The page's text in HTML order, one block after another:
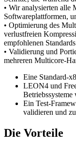
• Wir analysierten alle
Softwareplattformen,
• Optimierung des
verlustfreien
empfohlenen
• Validierung und
mehreren Multicore-
Eine Standard-
LEON4 und
Ein Test-
validieren und
Die Vorteile